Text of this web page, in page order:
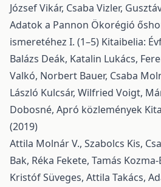
József Vikár, Csaba Vizler,
Adatok a Pannon Ökorégió
ismeretéhez I. (1–5) Kitaibelia:
Balázs Deák, Katalin Lukács,
Valkó, Norbert Bauer, Csaba
László Kulcsár, Wilfried Voigt,
Dobosné, Apró közlemények
(2019)
Attila Molnár V., Szabolcs Kis,
Bak, Réka Fekete, Tamás
Kristóf Süveges, Attila Takács,